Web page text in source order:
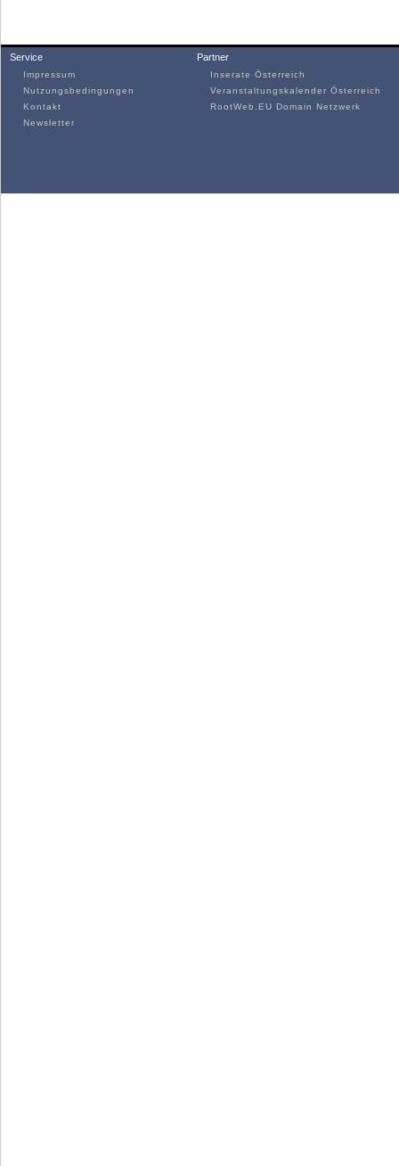
Service
Impressum
Nutzungsbedingungen
Kontakt
Newsletter
Partner
Inserate Österreich
Veranstaltungskalender Österreich
RootWeb.EU Domain Netzwerk